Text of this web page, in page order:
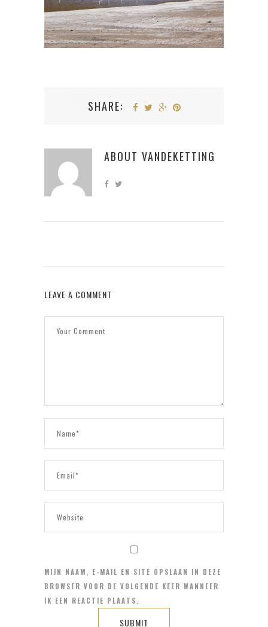
SHARE:
ABOUT VANDEKETTING
LEAVE A COMMENT
MIJN NAAM, E-MAIL EN SITE OPSLAAN IN DEZE
BROWSER VOOR DE VOLGENDE KEER WANNEER
IK EEN REACTIE PLAATS.